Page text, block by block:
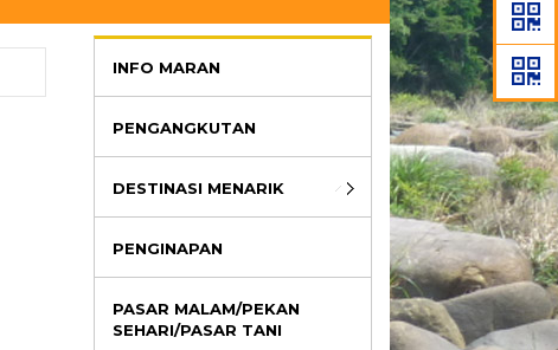
INFO MARAN
PENGANGKUTAN
DESTINASI MENARIK
PENGINAPAN
PASAR MALAM/PEKAN
SEHARI/PASAR TANI